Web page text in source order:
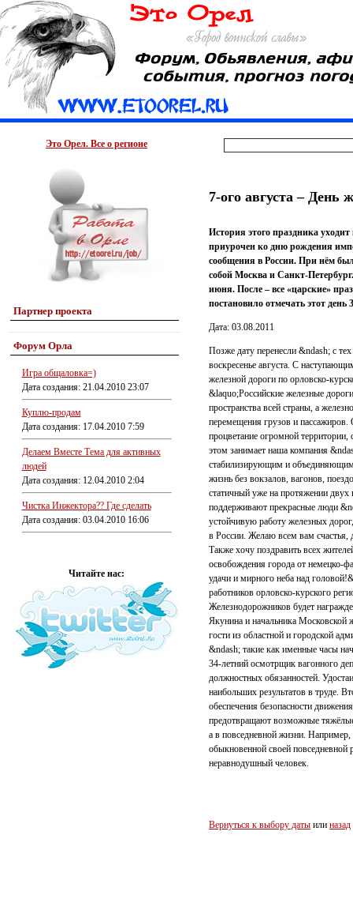
Это Орел. Все о регионе
Партнер проекта
Форум Орла
Игра общаловка=)
Дата создания: 21.04.2010 23:07
Куплю-продам
Дата создания: 17.04.2010 7:59
Делаем Вместе Тема для активных
людей
Дата создания: 12.04.2010 2:04
Чистка Инжектора?? Где сделать
Дата создания: 03.04.2010 16:06
Читайте нас:
7-ого августа – День
История этого праздника
приурочен ко дню рождения
сообщения в России. При нём
собой Москва и Санкт-
июня. После – все «царские»
постановило отмечать этот день
Дата: 03.08.2011
Позже дату перенесли &ndash; с
воскресенье августа. С
железной дороги по орловско-
&laquo;Российские железные
пространства всей страны, а
перемещения грузов и пассажиров.
процветание огромной
этом занимает наша компания
стабилизирующим и объединяющим
жизнь без вокзалов, вагонов,
статичный уже на протяжении
поддерживают прекрасные люди
устойчивую работу железных
в России. Желаю всем вам счастья,
Также хочу поздравить всех
освобождения города от немецко-
удачи и мирного неба над
работников орловско-курского
Железнодорожников будет
Якунина и начальника Московской
гости из областной и городской
&ndash; такие как именные часы
34-летний осмотрщик вагонного
должностных обязанностей.
наибольших результатов в труде.
обеспечения безопасности
предотвращают возможные
а в повседневной жизни.
обыкновенной своей
неравнодушный человек.
Вернуться к выбору даты или назад